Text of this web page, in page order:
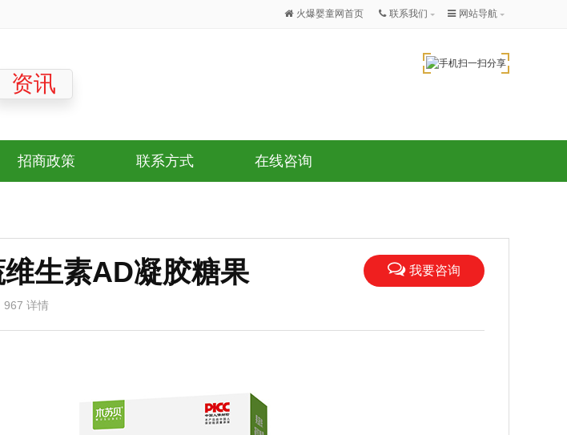
火爆婴童网首页 联系我们 网站导航
资讯
招商政策 联系方式 在线咨询
我要咨询
生素AD凝胶糖果
967 详情